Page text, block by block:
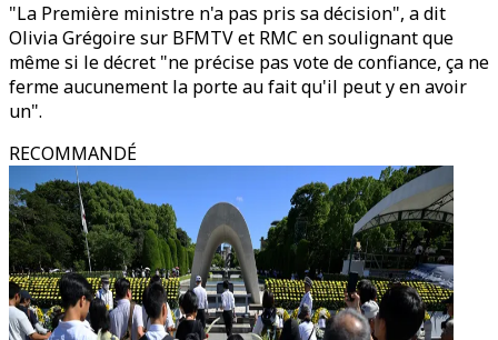
"La Première ministre n'a pas pris sa décision", a dit
Olivia Grégoire sur BFMTV et RMC en soulignant que
même si le décret "ne précise pas vote de confiance, ça ne
ferme aucunement la porte au fait qu'il peut y en avoir
un".
RECOMMANDÉ